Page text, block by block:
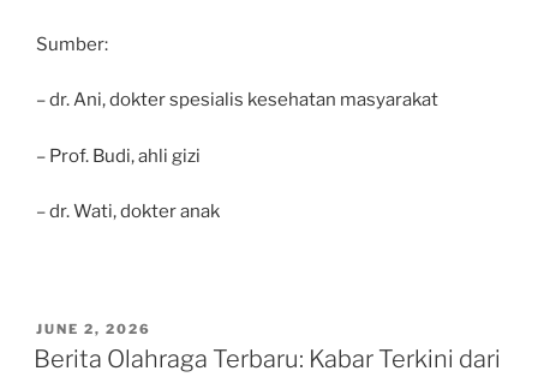
Sumber:
– dr. Ani, dokter spesialis kesehatan masyarakat
– Prof. Budi, ahli gizi
– dr. Wati, dokter anak
POSTED
ON
JUNE 2, 2026
Berita Olahraga Terbaru: Kabar Terkini dari